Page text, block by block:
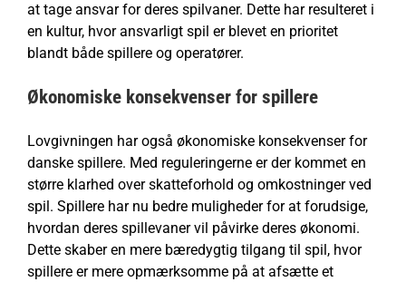
at tage ansvar for deres spilvaner. Dette har resulteret i
en kultur, hvor ansvarligt spil er blevet en prioritet
blandt både spillere og operatører.
Økonomiske konsekvenser for spillere
Lovgivningen har også økonomiske konsekvenser for
danske spillere. Med reguleringerne er der kommet en
større klarhed over skatteforhold og omkostninger ved
spil. Spillere har nu bedre muligheder for at forudsige,
hvordan deres spillevaner vil påvirke deres økonomi.
Dette skaber en mere bæredygtig tilgang til spil, hvor
spillere er mere opmærksomme på at afsætte et